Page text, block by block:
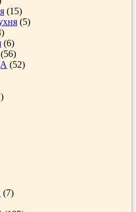
(15)
(5)
(6)
(56)
(52)
(7)